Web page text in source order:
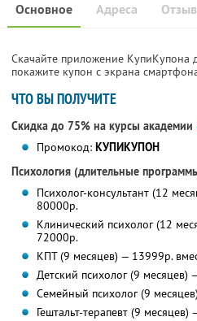
Основное Адреса
Скачайте приложение КупиКупона
покажите купон с экрана
ЧТО ВЫ ПОЛУЧИТЕ
Скидка до 75% на курсы академии
Промокод: КУПИКУПОН
Психология (длительные
Психолог-консультант (12
80000р.
Клинический психолог (12
72000р.
КПТ (9 месяцев) — 13999р.
Детский психолог (9
Семейный психолог (9
Гештальт-терапевт (9